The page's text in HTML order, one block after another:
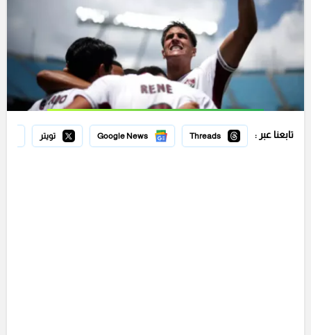
تابعنا عبر : Threads
Google News تويتر